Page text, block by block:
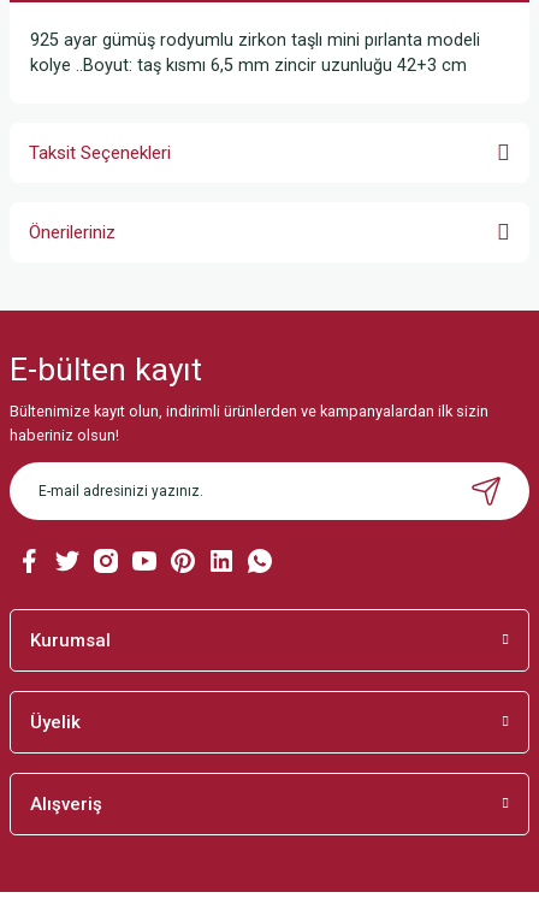
925 ayar gümüş rodyumlu zirkon taşlı mini pırlanta modeli
kolye ..Boyut: taş kısmı 6,5 mm zincir uzunluğu 42+3 cm
Taksit Seçenekleri
Önerileriniz
Görüş ve önerileriniz için teşekkür ederiz.
Ürün resmi kalitesiz, bozuk veya görüntülenemiyor.
Ürün açıklamasında eksik bilgiler bulunuyor.
Ürün bilgilerinde hatalar bulunuyor.
Bu ürüne benzer farklı alternatifler olmalı.
E-bülten kayıt
Bültenimize kayıt olun, indirimli ürünlerden ve kampanyalardan ilk sizin
haberiniz olsun!
Kurumsal
Üyelik
Alışveriş